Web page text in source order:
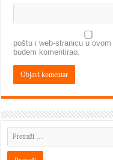
poštu i web-stranicu u
budem komentirao.